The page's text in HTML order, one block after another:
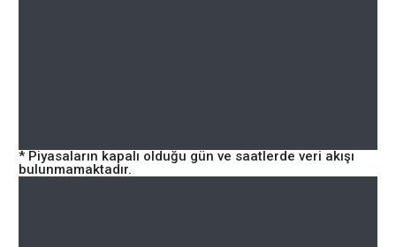
* Piyasaların kapalı olduğu gün ve saatlerde veri akışı
bulunmamaktadır.